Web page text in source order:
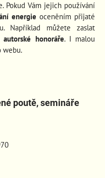
Pokud Vám jejich používání
energie oceněním přijaté
Například můžete zaslat
honoráře. I malou
webu.
poutě, semináře